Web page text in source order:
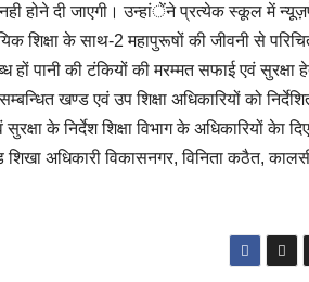
होने दी जाएगी। उन्हांेंने प्रत्येक स्कूल में
शिक्षा के साथ-2 महापुरूषों की जीवनी से
पानी की टंकियों की मरम्मत सफाई एवं सुरक्षा
खण्ड एवं उप शिक्षा अधिकारियों को
के निर्देश शिक्षा विभाग के अधिकारियों केा
शिखा अधिकारी विकासनगर, विनिता कठैत,